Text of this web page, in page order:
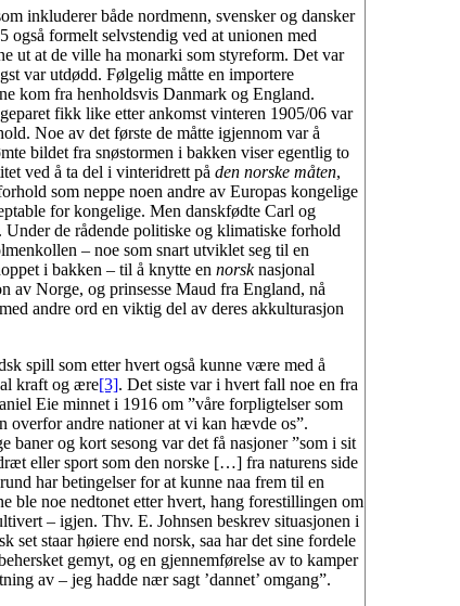
inkluderer både nordmenn, svensker og dansker
også formelt selvstendig ved at unionen med
ut at de ville ha monarki som styreform. Det var
var utdødd. Følgelig måtte en importere
kom fra henholdsvis Danmark og England.
fikk like etter ankomst vinteren 1905/06 var
Noe av det første de måtte igjennom var å
bildet fra snøstormen i bakken viser egentlig to
ved å ta del i vinteridrett på den norske måten,
som neppe noen andre av Europas kongelige
for kongelige. Men danskfødte Carl og
de rådende politiske og klimatiske forhold
– noe som snart utviklet seg til en
i bakken – til å knytte en norsknasjonal
av Norge, og prinsesse Maud fra England, nå
andre ord en viktig del av deres akkulturasjon
spill som etter hvert også kunne være med å
kraft og ære[3]. Det siste var i hvert fall noe en fra
Eie minnet i 1916 om ”våre forpligtelser som
overfor andre nationer at vi kan hævde os”.
og kort sesong var det få nasjoner ”som i sit
eller sport som den norske […] fra naturens side
har betingelser for at kunne naa frem til en
ble noe nedtonet etter hvert, hang forestillingen om
– igjen. Thv. E. Johnsen beskrev situasjonen i
set staar høiere end norsk, saa har det sine fordele
gemyt, og en gjennemførelse av to kamper
av – jeg hadde nær sagt ’dannet’ omgang”.